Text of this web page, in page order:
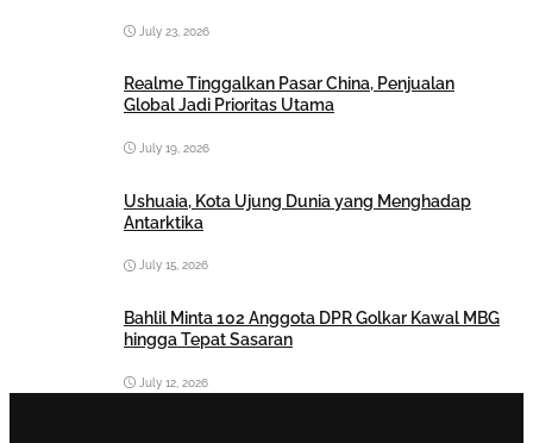
July 23, 2026
Realme Tinggalkan Pasar China, Penjualan
Global Jadi Prioritas Utama
July 19, 2026
Ushuaia, Kota Ujung Dunia yang Menghadap
Antarktika
July 15, 2026
Bahlil Minta 102 Anggota DPR Golkar Kawal MBG
hingga Tepat Sasaran
July 12, 2026